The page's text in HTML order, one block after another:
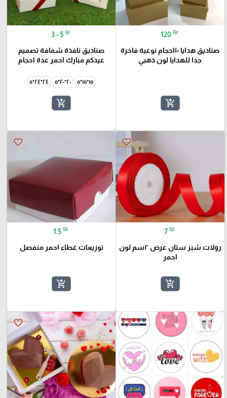
120 ₪
صناديق هدايا ١٠احجام نوعية فاخرة
جدا للهدايا لون ذهبي
add_shopping_cart
3 - 5 ₪
صناديق نافذة شفافة تصميم
عيدكم مبارك احمر عدة احجام
١٥*١٥*٥ ٢٠*٢٠*٥ ٢٤*٢٤*٥
add_shopping_cart
favorite_border
7 ₪
رولات شبر ستان عرض ٢سم لون
احمر
add_shopping_cart
favorite_border
1.5 ₪
توزيعات غطاء احمر منفصل
add_shopping_cart
favorite_border
favorite_border